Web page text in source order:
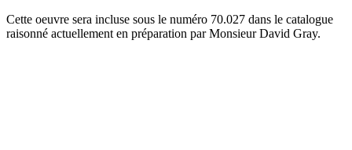
Cette oeuvre sera incluse sous le numéro 70.027 dans le catalogue
raisonné actuellement en préparation par Monsieur David Gray.